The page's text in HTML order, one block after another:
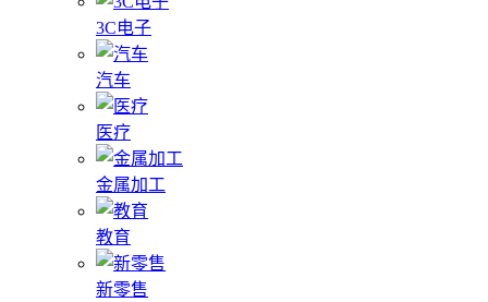
3C电子
汽车
医疗
金属加工
教育
新零售